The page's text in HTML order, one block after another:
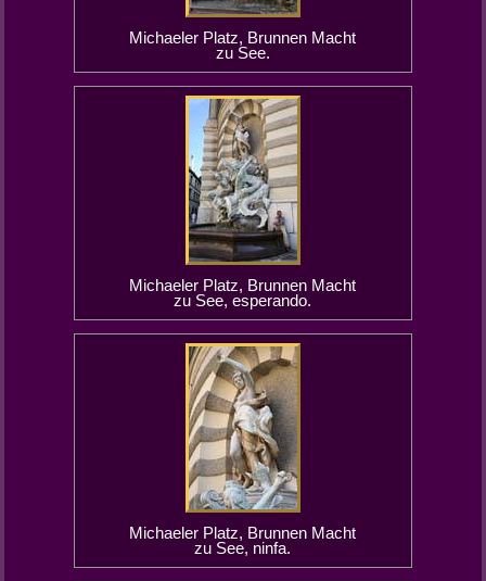
Michaeler Platz, Brunnen Macht
zu See.
Michaeler Platz, Brunnen Macht
zu See, esperando.
Michaeler Platz, Brunnen Macht
zu See, ninfa.